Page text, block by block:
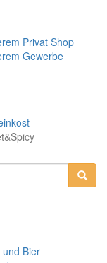
Privat Shop
Gewerbe
Bier